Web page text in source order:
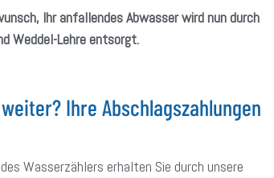
Ihr anfallendes Abwasser wird nun durch
Weddel-Lehre entsorgt.
Ihre Abschlagszahlungen
Wasserzählers erhalten Sie durch unsere